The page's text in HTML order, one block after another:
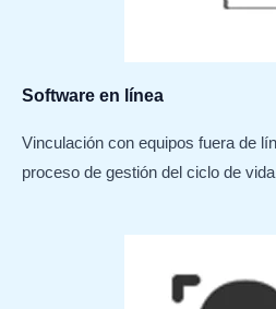
Software en línea
Vinculación con equipos fuera de
proceso de gestión del ciclo de